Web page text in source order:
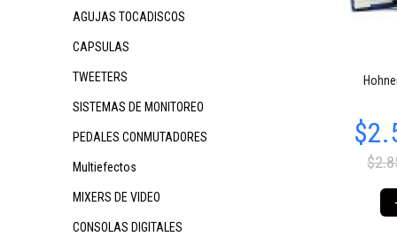
AGUJAS TOCADISCOS
CAPSULAS
TWEETERS
SISTEMAS DE MONITOREO
PEDALES CONMUTADORES
Multiefectos
MIXERS DE VIDEO
CONSOLAS DIGITALES